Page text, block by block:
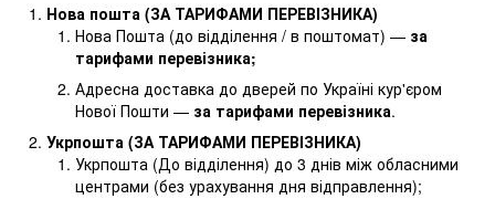
Нова пошта (ЗА ТАРИФАМИ ПЕРЕВІЗНИКА)
Нова Пошта (до відділення / в поштомат) — за
тарифами перевізника;
Адресна доставка до дверей по Україні кур'єром
Нової Пошти — за тарифами перевізника.
Укрпошта (ЗА ТАРИФАМИ ПЕРЕВІЗНИКА)
Укрпошта (До відділення) до 3 днів між обласними
центрами (без урахування дня відправлення);